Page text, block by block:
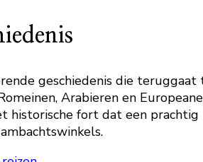
geschiedenis die
Arabieren en
historische fort dat een